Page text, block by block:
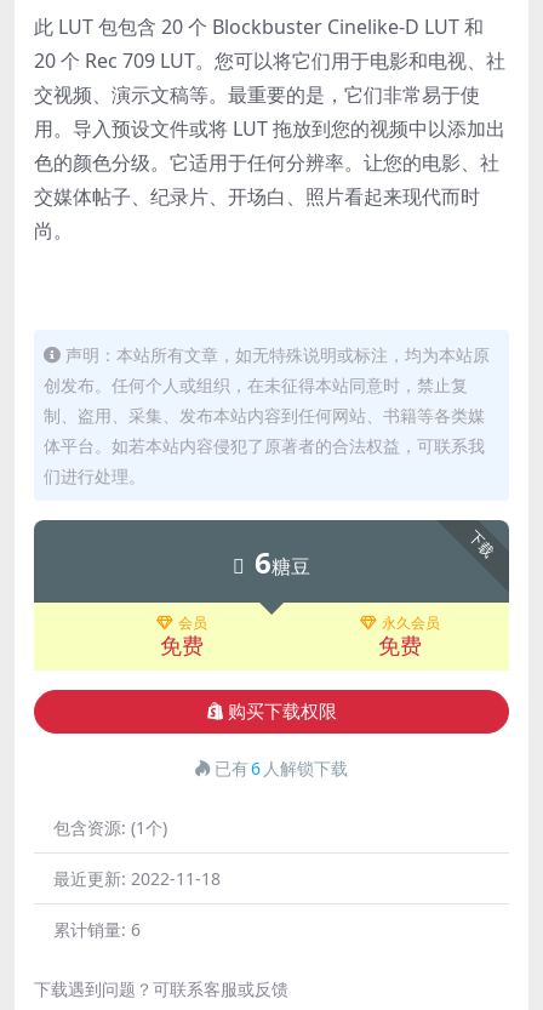
此 LUT 包包含 20 个 Blockbuster Cinelike-D LUT 和
20 个 Rec 709 LUT。 您可以将它们用于电影和电视、社
交视频、演示文稿等。 最重要的是，它们非常易于使
用。 导入预设文件或将 LUT 拖放到您的视频中以添加出
色的颜色分级。 它适用于任何分辨率。 让您的电影、社
交媒体帖子、纪录片、开场白、照片看起来现代而时
尚。
声明：本站所有文章，如无特殊说明或标注，均为本站原
创发布。任何个人或组织，在未征得本站同意时，禁止复
制、盗用、采集、发布本站内容到任何网站、书籍等各类媒
体平台。如若本站内容侵犯了原著者的合法权益，可联系我
们进行处理。
下载
6糖豆
会员
免费
永久会员
免费
购买下载权限
已有6 人解锁下载
包含资源: (1个)
最近更新: 2022-11-18
累计销量: 6
下载遇到问题？可联系客服或反馈